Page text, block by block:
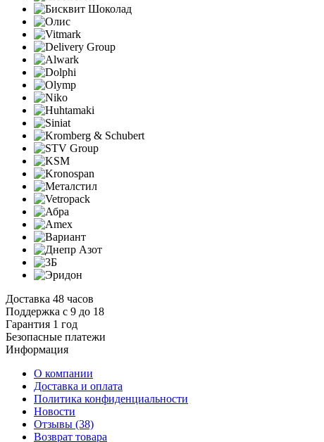
Доставка 48 часов
Поддержка с 9 до 18
Гарантия 1 год
Безопасные платежи
Информация
О компании
Доставка и оплата
Политика конфиденциальности
Новости
Отзывы (38)
Возврат товара